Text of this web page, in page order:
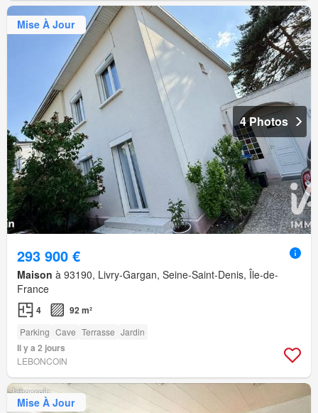
Mise À Jour
4 Photos
293 900 €
Maison à 93190, Livry-Gargan, Seine-Saint-Denis, Île-de-
France
4 92 m²
Parking Cave Terrasse Jardin
Il y a 2 jours
LEBONCOIN
Mise À Jour